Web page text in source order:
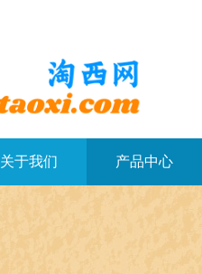
关于我们 产品中心